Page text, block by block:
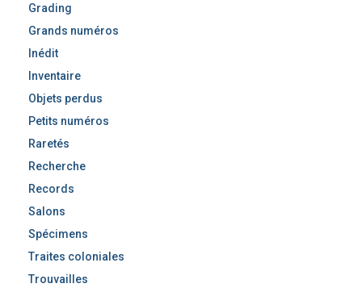
Grading
Grands numéros
Inédit
Inventaire
Objets perdus
Petits numéros
Raretés
Recherche
Records
Salons
Spécimens
Traites coloniales
Trouvailles